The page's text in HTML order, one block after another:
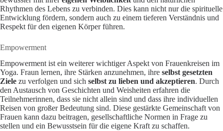
Rhythmen des Lebens zu verbinden. Dies kann nicht nur die spirituelle
Entwicklung fördern, sondern auch zu einem tieferen Verständnis und
Respekt für den eigenen Körper führen.
Empowerment
Empowerment ist ein weiterer wichtiger Aspekt von Frauenkreisen im
Yoga. Fraun lernen, ihre Stärken anzunehmen, ihre selbst gesetzten
Ziele zu verfolgen und sich selbst zu lieben und akzeptieren. Durch
den Austausch von Geschichten und Weisheiten erfahren die
Teilnehmerinnen, dass sie nicht allein sind und dass ihre individuellen
Reisen von großer Bedeutung sind. Diese gestärkte Gemeinschaft von
Frauen kann dazu beitragen, gesellschaftliche Normen in Frage zu
stellen und ein Bewusstsein für die eigene Kraft zu schaffen.